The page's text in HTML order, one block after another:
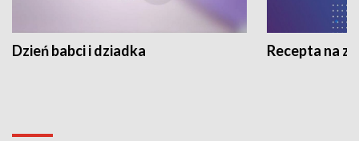
Dzień babci i dziadka Recepta na